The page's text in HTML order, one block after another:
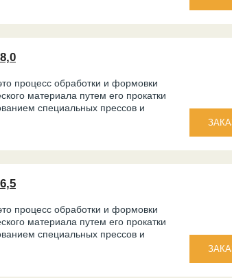
процесс обработки и формовки
материала путем его прокатки
специальных прессов и
процесс обработки и формовки
материала путем его прокатки
специальных прессов и